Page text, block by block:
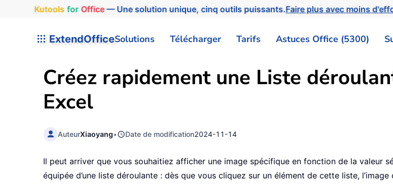
Kutools for Office— Une solution unique, cinq outils puissants.Faire plus avec moins
ExtendOfficeSolutions Télécharger Tarifs Astuces Office (5300)
Créez rapidement une Liste
Excel
AuteurXiaoyang• Date de modification2024-11-14
Il peut arriver que vous souhaitiez afficher une image spécifique en fonction de la valeur
équipée d’une liste déroulante : dès que vous cliquez sur un élément de cette liste, l’image